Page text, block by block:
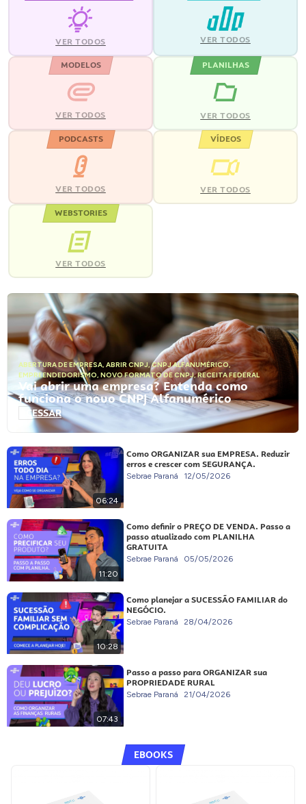
VER TODOS VER TODOS
MODELOS
VER TODOS
PLANILHAS
VER TODOS
PODCASTS
VER TODOS
VÍDEOS
VER TODOS
WEBSTORIES
VER TODOS
ABERTURA DE EMPRESA, ABRIR CNPJ,CNPJ ALFANUMÉRICO,
EMPREENDEDORISMO, NOVO FORMATO DE CNPJ,RECEITA FEDERAL
Vai abrir uma empresa? Entenda como
funciona o novo CNPJ Alfanumérico
ACESSAR
06:24
Como ORGANIZAR sua EMPRESA. Reduzir
erros e crescer com SEGURANÇA.
Sebrae Paraná 12/05/2026
11:20
Como definir o PREÇO DE VENDA. Passo a
passo atualizado com PLANILHA
GRATUITA
Sebrae Paraná 05/05/2026
10:28
Como planejar a SUCESSÃO FAMILIAR do
NEGÓCIO.
Sebrae Paraná 28/04/2026
07:43
Passo a passo para ORGANIZAR sua
PROPRIEDADE RURAL
Sebrae Paraná 21/04/2026
EBOOKS